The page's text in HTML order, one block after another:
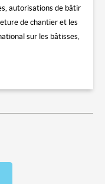
autorisations de bâtir
de chantier et les
sur les bâtisses,